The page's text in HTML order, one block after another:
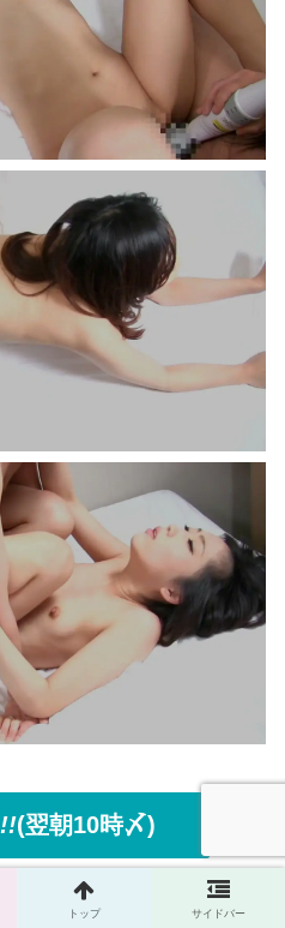
!!(翌朝10時〆)
トップ サイドバー